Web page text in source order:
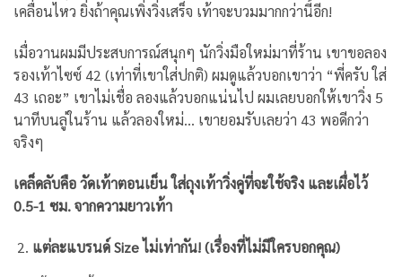
เคลื่อนไหว ยิ่งถ้าคุณเพิ่งวิ่งเสร็จ เท้าจะบวมมากกว่านี้อีก!
เมื่อวานผมมีประสบการณ์สนุกๆ นักวิ่งมือใหม่มาที่ร้าน เขาขอลอง
รองเท้าไซซ์ 42 (เท่าที่เขาใส่ปกติ) ผมดูแล้วบอกเขาว่า “พี่ครับ ใส่
43 เถอะ” เขาไม่เชื่อ ลองแล้วบอกแน่นไป ผมเลยบอกให้เขาวิ่ง 5
นาทีบนลู่ในร้าน แล้วลองใหม่… เขายอมรับเลยว่า 43 พอดีกว่า
จริงๆ
เคล็ดลับคือ วัดเท้าตอนเย็น ใส่ถุงเท้าวิ่งคู่ที่จะใช้จริง และเผื่อไว้
0.5-1 ซม. จากความยาวเท้า
แต่ละแบรนด์ Size ไม่เท่ากัน! (เรื่องที่ไม่มีใครบอกคุณ)